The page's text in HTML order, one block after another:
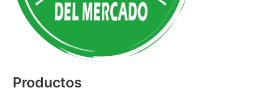
Productos